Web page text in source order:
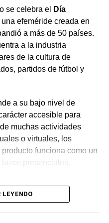
igual en la
debe ocupar un
sin cambios estructurales
reforma tributaria igual
afirmó, son pilares
real.
sobre este alimento
institución remarcaron
sino que protege,
y bebé y aporta
para un comienzo
consideran que apoyarla
la comunidad.
se celebra el
Día
una efeméride creada en
a más de 50 países.
a la industria
de la cultura de
partidos de fútbol y
a su bajo nivel de
accesible para
muchas actividades
o virtuales, los
funciona como un
presenciales.
y
sin
LEYENDO